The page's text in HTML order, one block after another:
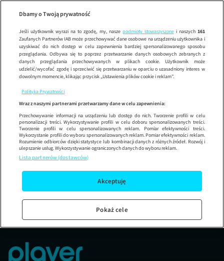
Wypróbuj aplikację mobilną
Korzystaj z łatwiejszej nawigacji i ciesz się szybszym
Dbamy o Twoją prywatność
Jeśli użytkownik wyrazi na to zgodę, my, nasze podmioty stowarzyszonei naszych 161
Zaufanych Partnerów IAB może przechowywać dane osobowe na urządzeniu użytkownika i
uzyskiwać do nich dostęp w celu zapewnienia bardziej spersonalizowanego sposobu
przeglądania. Odbywa się to poprzez przetwarzanie danych osobowych zebranych z
danych przeglądania przechowywanych w plikach cookie. Użytkownik może
udzielić/wycofać zgodę i sprzeciwić się przetwarzaniu w oparciu o uzasadniony interes w
dowolnym momencie, klikając przycisk „Ustawienia plików cookie i reklam”.
Polityka Prywatności
Wraz z naszymi partnerami przetwarzamy dane w celu zapewnienia:
Przechowywanie informacji na urządzeniu lub dostęp do nich. Tworzenie profili w celu
personalizacji treści. Wykorzystywanie profili w celu doboru spersonalizowanych treści.
Tworzenie profili w celu spersonalizowanych reklam. Pomiar efektywności treści.
Wykorzystanie profili do wyboru spersonalizowanych reklam. Pomiar efektywności reklam.
Rozumienie odbiorców dzięki statystyce lub kombinacji danych z różnych źródeł. Rozwój i
ulepszanie usług. Wykorzystywanie ograniczonych danych do wyboru reklam.
Lista partnerów (dostawców)
Akceptuję
Pokaż cele